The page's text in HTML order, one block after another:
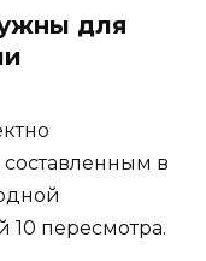
для
в
10 пересмотра.